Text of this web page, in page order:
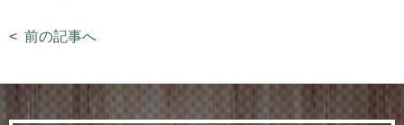
前の記事へ